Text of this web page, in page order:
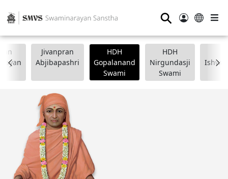
⚲
Jivanpran
Abjibapashri
HDH
Gopalanand
Swami
HDH
Nirgundasji
Swami